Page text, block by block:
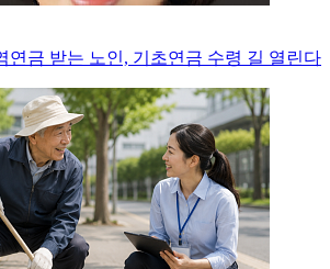
연금 받는 노인, 기초연금 수령 길 열린다